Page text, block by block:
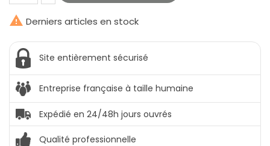
 Derniers articles en stock
Site entièrement sécurisé
Entreprise française à taille humaine
Expédié en 24/48h jours ouvrés
Qualité professionnelle